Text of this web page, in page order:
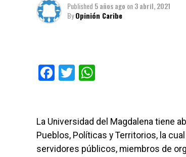
Published 5 años ago on3 abril, 2021
ByOpinión Caribe
Facebook
Twitter
La Universidad del Magdalena tiene
Pueblos, Políticas y Territorios, la
servidores públicos, miembros de